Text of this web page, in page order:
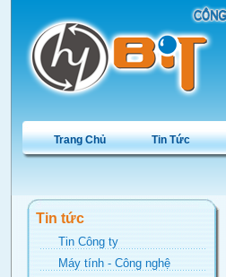
Trang Chủ Tin Tức
Tin tức
Tin Công ty
Máy tính - Công nghệ